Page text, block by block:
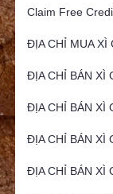
Claim Free
ĐỊA CHỈ MUA XÌ
ĐỊA CHỈ BÁN XÌ
ĐỊA CHỈ BÁN XÌ
ĐỊA CHỈ BÁN XÌ
ĐỊA CHỈ BÁN XÌ